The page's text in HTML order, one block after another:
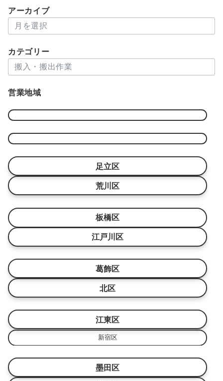
アーカイブ
ー
イ
ブ
カテゴリー
カ
テ
リ
営業地域
足立区
荒川区
板橋区
江戸川区
葛飾区
北区
江東区
新宿区
墨田区